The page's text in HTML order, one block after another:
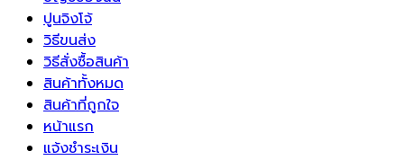
ปูนจิงโจ้
วิธีขนส่ง
วิธีสั่งซื้อสินค้า
สินค้าทั้งหมด
สินค้าที่ถูกใจ
หน้าแรก
แจ้งชำระเงิน